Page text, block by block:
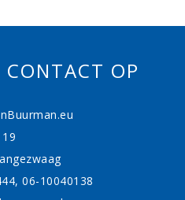
CONTACT OP
06-10040138